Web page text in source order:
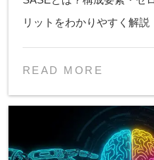
リットをわかりやすく解説
READ MORE